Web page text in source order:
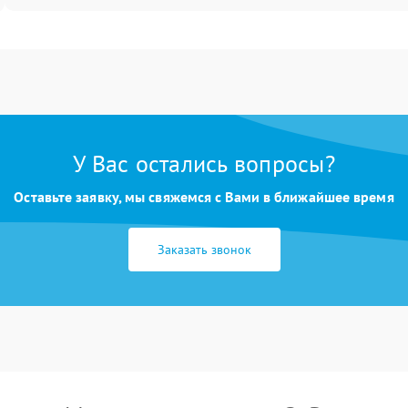
У Вас остались вопросы?
Оставьте заявку, мы свяжемся с Вами в ближайшее время
Заказать звонок